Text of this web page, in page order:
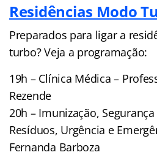
Residências Modo
Preparados para ligar a
turbo? Veja a programação:
19h – Clínica Médica –
Rezende
20h – Imunização,
Resíduos, Urgência e
Fernanda Barboza